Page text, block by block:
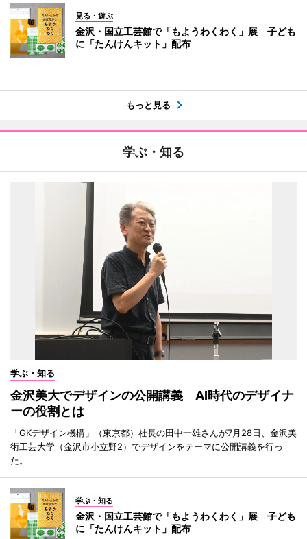
見る・遊ぶ
金沢・国立工芸館で「もようわくわく」展 子ども
に「たんけんキット」配布
もっと見る
学ぶ・知る
学ぶ・知る
金沢美大でデザインの公開講義 AI時代のデザイナ
ーの役割とは
「GKデザイン機構」（東京都）社長の田中一雄さんが7月28日、金沢美
術工芸大学（金沢市小立野2）でデザインをテーマに公開講義を行っ
た。
学ぶ・知る
金沢・国立工芸館で「もようわくわく」展 子ども
に「たんけんキット」配布